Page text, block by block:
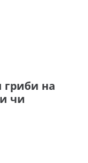
на
чи